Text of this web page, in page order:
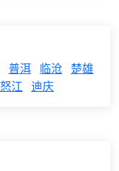
普洱 临沧
楚雄
怒江 迪庆